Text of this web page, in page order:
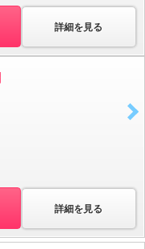
詳細を見る
詳細を見る